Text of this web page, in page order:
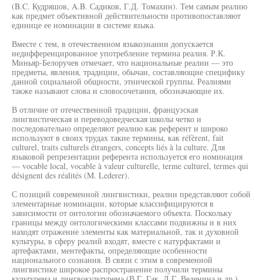
(B.C. Кудряшов, A.B. Садиков, Г.Д. Томахин). Тем самым реалию
как предмет объективной действительности противопоставляют
единице ее номинации в системе языка.
Вместе с тем, в отечественном языкознании допускается
недифференцированное употребление термина реалия. Р.К.
Миньяр-Белоручев отмечает, что национальные реалии — это
предметы, явления, традиции, обычаи, составляющие специфику
данной социальной общности, этнической группы. Реалиями
также называют слова и словосочетания, обозначающие их.
В отличие от отечественной традиции, французская
лингвистическая и переводоведческая школы четко и
последовательно определяют реалию как референт и широко
используют в своих трудах такие термины, как réfèrent, fait
culturel, traits culturels étrangers, concepts liés à la culture. Для
языковой репрезентации референта используется его номинация
— vocable local, vocable à valeur culturelle, terme culturel, termes qui
désignent des réalités (M. Lederer).
С позиций современной лингвистики, реалии представляют собой
элементарные номинации, которые классифицируются в
зависимости от онтологии обозначаемого объекта. Поскольку
границы между онтологическими классами подвижны и в них
находят отражение элементы как материальной, так и духовной
культуры, в сферу реалий входят, вместе с натурфактами и
артефактами, ментефакты, определяющие особенности
национального сознания. В связи с этим в современной
лингвистике широкое распространение получили термины